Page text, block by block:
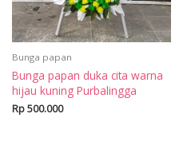
Bunga papan
Bunga papan duka cita warna
hijau kuning Purbalingga
Rp500.000